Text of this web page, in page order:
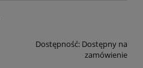
Dostępność: Dostępny na
zamówienie